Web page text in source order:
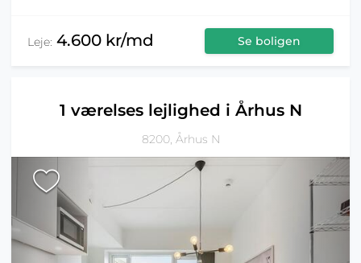
Leje: 4.600 kr/md Se boligen
1 værelses lejlighed i Århus N
8200, Århus N